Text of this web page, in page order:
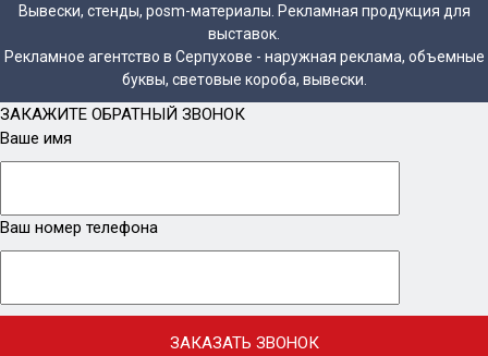
Вывески, стенды, posm-материалы. Рекламная продукция для
выставок.
Рекламное агентство в Серпухове - наружная реклама, объемные
буквы, световые короба, вывески.
ЗАКАЖИТЕ ОБРАТНЫЙ ЗВОНОК
Ваше имя
Ваш номер телефона